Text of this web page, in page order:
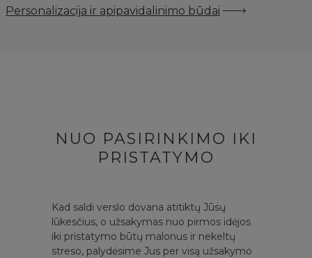
Personalizacija ir apipavidalinimo būdai
NUO PASIRINKIMO IKI
PRISTATYMO
Kad saldi verslo dovana atitiktų Jūsų
lūkesčius, o užsakymas nuo pirmos idėjos
iki pristatymo būtų malonus ir nekeltų
streso, palydėsime Jus per visą užsakymo